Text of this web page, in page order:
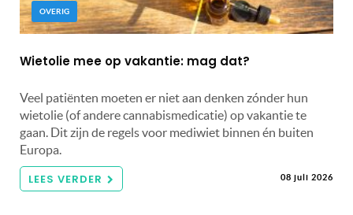
OVERIG
Wietolie mee op vakantie: mag dat?
Veel patiënten moeten er niet aan denken zónder hun
wietolie (of andere cannabismedicatie) op vakantie te
gaan. Dit zijn de regels voor mediwiet binnen én buiten
Europa.
LEES VERDER 08 juli 2026